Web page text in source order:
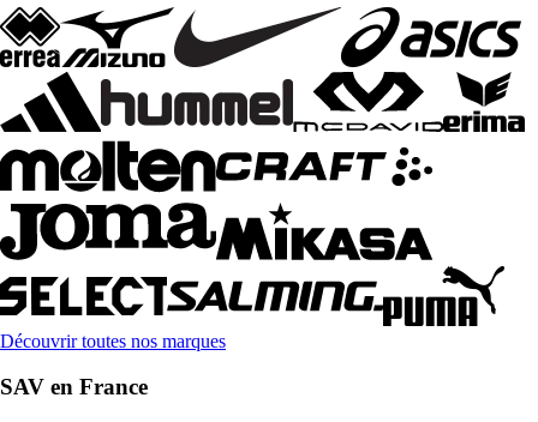
Découvrir toutes nos marques
SAV en France